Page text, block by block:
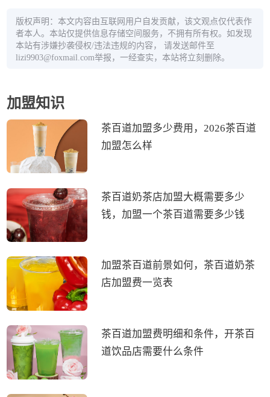
版权声明：本文内容由互联网用户自发贡献，该文观点仅代表作
者本人。本站仅提供信息存储空间服务，不拥有所有权。如发现
本站有涉嫌抄袭侵权/违法违规的内容， 请发送邮件至
lizi9903@foxmail.com举报，一经查实，本站将立刻删除。
加盟知识
茶百道加盟多少费用，2026茶百道
加盟怎么样
茶百道奶茶店加盟大概需要多少
钱，加盟一个茶百道需要多少钱
加盟茶百道前景如何，茶百道奶茶
店加盟费一览表
茶百道加盟费明细和条件，开茶百
道饮品店需要什么条件